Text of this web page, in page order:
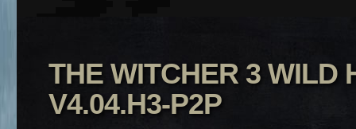
THE WITCHER 3 WILD
V4.04.H3-P2P